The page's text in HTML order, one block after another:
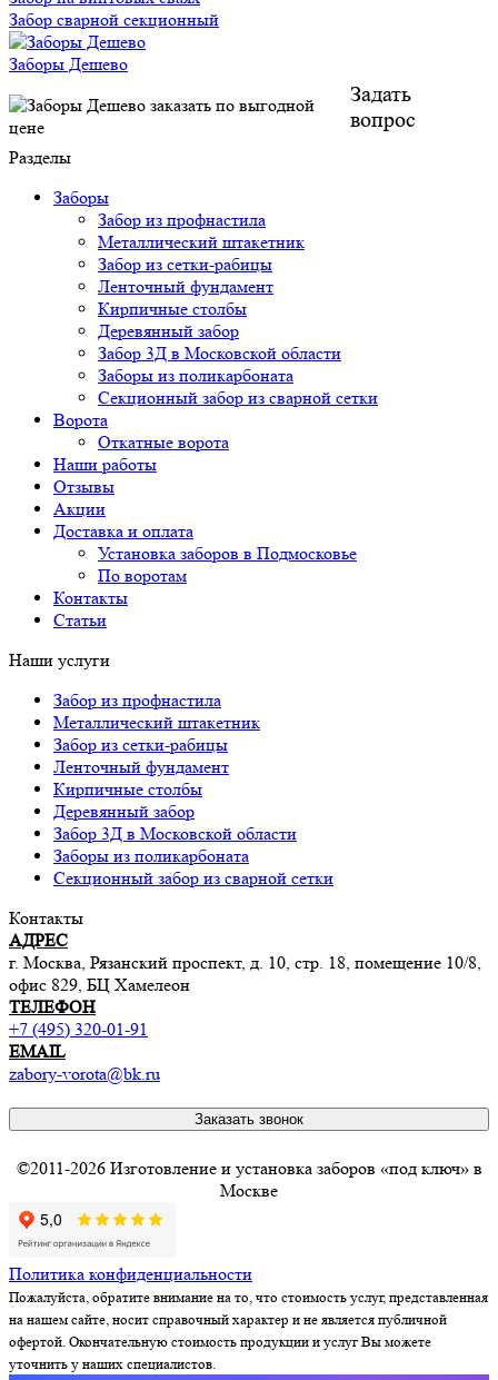
Забор сварной секционный
Заборы Дешево
Задать
вопрос
Разделы
Заборы
Забор из профнастила
Металлический штакетник
Забор из сетки-рабицы
Ленточный фундамент
Кирпичные столбы
Деревянный забор
Забор 3Д в Московской области
Заборы из поликарбоната
Секционный забор из сварной сетки
Ворота
Откатные ворота
Наши работы
Отзывы
Акции
Доставка и оплата
Установка заборов в Подмосковье
По воротам
Контакты
Статьи
Наши услуги
Забор из профнастила
Металлический штакетник
Забор из сетки-рабицы
Ленточный фундамент
Кирпичные столбы
Деревянный забор
Забор 3Д в Московской области
Заборы из поликарбоната
Секционный забор из сварной сетки
Контакты
АДРЕС
г. Москва, Рязанский проспект, д. 10, стр. 18, помещение 10/8,
офис 829, БЦ Хамелеон
ТЕЛЕФОН
+7 (495) 320-01-91
EMAIL
zabory-vorota@bk.ru
Заказать звонок
©2011-2026 Изготовление и установка заборов «под ключ» в
Москве
Политика конфиденциальности
Пожалуйста, обратите внимание на то, что стоимость услуг, представленная
на нашем сайте, носит справочный характер и не является публичной
офертой. Окончательную стоимость продукции и услуг Вы можете
уточнить у наших специалистов.